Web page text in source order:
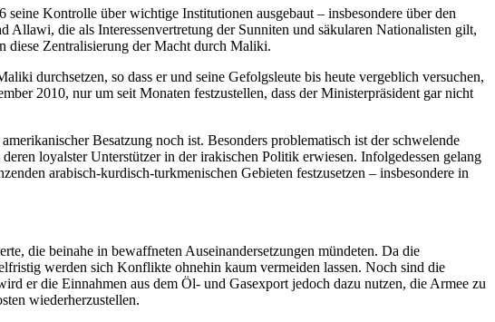
Kontrolle über wichtige Institutionen ausgebaut – insbesondere über den
Allawi, die als Interessenvertretung der Sunniten und säkularen Nationalisten gilt,
diese Zentralisierung der Macht durch Maliki.
durchsetzen, so dass er und seine Gefolgsleute bis heute vergeblich versuchen,
2010, nur um seit Monaten festzustellen, dass der Ministerpräsident gar nicht
Besatzung noch ist. Besonders problematisch ist der schwelende
loyalster Unterstützer in der irakischen Politik erwiesen. Infolgedessen gelang
arabisch-kurdisch-turkmenischen Gebieten festzusetzen – insbesondere in
die beinahe in bewaffneten Auseinandersetzungen mündeten. Da die
werden sich Konflikte ohnehin kaum vermeiden lassen. Noch sind die
er die Einnahmen aus dem Öl- und Gasexport jedoch dazu nutzen, die Armee zu
wiederherzustellen.